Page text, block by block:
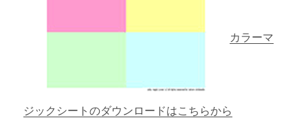
カラーマ
ジックシートのダウンロードはこちらから